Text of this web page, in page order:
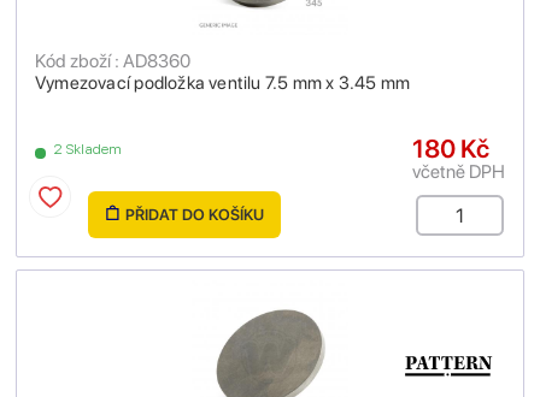
Vymezovací podložka ventilu 7.5 mm x 3.45 mm
Kód zboží : AD8360
2 Skladem 180 Kč
včetně DPH
PŘIDAT DO KOŠÍKU